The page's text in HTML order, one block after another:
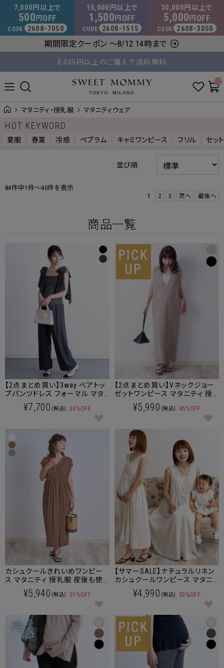
マタニティウェア・授乳服のスウィートマミー
7,000 円以上で
500 円 OFF
CODE 2608-7050
15,000 円以上で
1,500 円 OFF
CODE 2608-1515
30,000 円以上で
5,000 円 OFF
CODE 2608-3050
期間限定クーポン ～8/12 14時まで
8,000円以上のご購入で送料無料
平日14時 / 土日祝12時まで のご注文で当日出荷！
マタニティ・授乳服 マタニティウェア
HOT KEYWORD
夏服 春夏 冷感 ペプラム キャミワンピース フリル セッ
並び順:
84件中1件～40件を表示
1 2 3 次へ 最後へ
商品一覧
【2点まとめ買い】3way ベアトッ
プパンツドレス フォーマル マタ
ニティ 産後も使える
¥7,700 (税込) 33%OFF
【2点まとめ買い】Vネックジョー
ゼットワンピース マタニティ 授
乳服 産後も使える
¥5,990 (税込) 45%OFF
カシュクールきれいめワンピー
ス マタニティ 授乳服 産後も使
¥5,940 (税込) 31%OFF
【サマーSALE】ナチュラルリネン
カシュクールワンピース マタニ
ティ 授乳服 産後も使える
¥4,990 (税込) 53%OFF